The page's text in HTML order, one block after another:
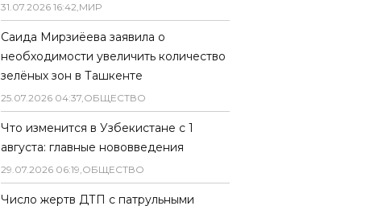
31.07.2026 16:42,МИР
Саида Мирзиёева заявила о
необходимости увеличить количество
зелёных зон в Ташкенте
25.07.2026 04:37,ОБЩЕСТВО
Что изменится в Узбекистане с 1
августа: главные нововведения
29.07.2026 06:19,ОБЩЕСТВО
Число жертв ДТП с патрульными